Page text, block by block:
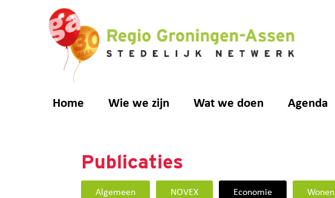
Home Wie we zijn Wat we doen Agenda
Publicaties
Algemeen NOVEX Economie Wonen